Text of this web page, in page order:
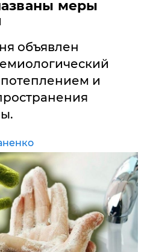
меры
объявлен
потеплением и